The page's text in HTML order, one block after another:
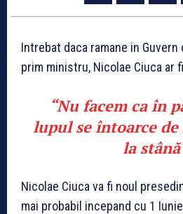
Intrebat daca ramane in Guvern
prim ministru, Nicolae Ciuca ar
“Nu facem ca în
lupul se întoarce
la
Nicolae Ciuca va fi noul
mai probabil incepand cu 1